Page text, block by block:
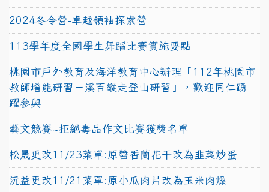
2024冬令營-卓越領袖探索營
113學年度全國學生舞蹈比賽實施要點
桃園市戶外教育及海洋教育中心辦理「112年桃園市
教師增能研習－溪百縱走登山研習」，歡迎同仁踴
躍參與
藝文競賽~拒絕毒品作文比賽獲獎名單
松晟更改11/23菜單:原醬香蘭花干改為韭菜炒蛋
沅益更改11/21菜單:原小瓜肉片改為玉米肉燥